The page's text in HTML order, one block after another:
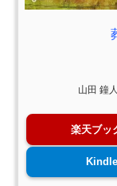
山田 鐘
楽天ブッ
Kindle